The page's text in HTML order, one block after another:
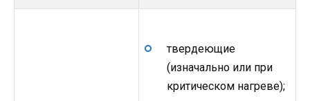
твердеющие
(изначально или при
критическом нагреве);